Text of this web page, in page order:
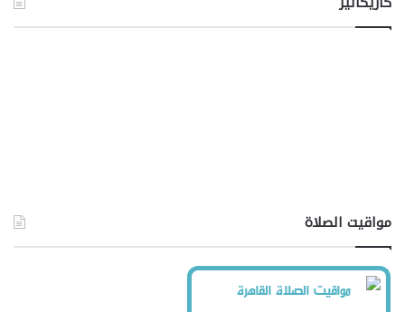
مواقيت الصلاة